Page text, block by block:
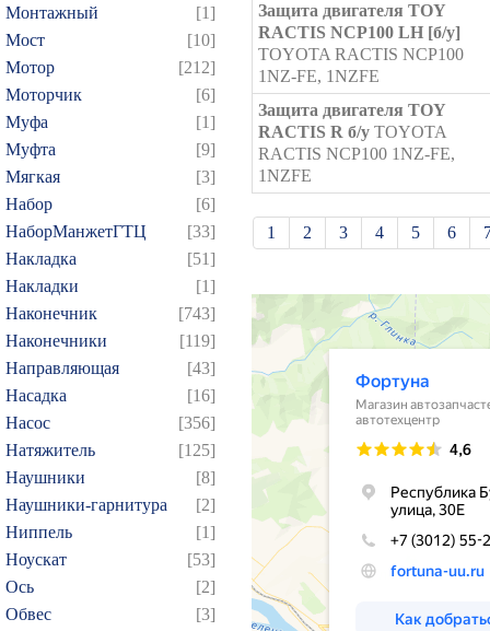
Монтажный
[1]
Мост
[10]
Мотор
[212]
Моторчик
[6]
Муфа
[1]
Муфта
[9]
Мягкая
[3]
Набор
[6]
НаборМанжетГТЦ
[33]
Накладка
[51]
Накладки
[1]
Наконечник
[743]
Наконечники
[119]
Направляющая
[43]
Насадка
[16]
Насос
[356]
Натяжитель
[125]
Наушники
[8]
Наушники-гарнитура
[2]
Ниппель
[1]
Ноускат
[53]
Оcь
[2]
Обвес
[3]
Защита двигателя TOY
RACTIS NCP100 LH [б/у]
TOYOTA RACTIS NCP100
1NZ-FE, 1NZFE
Защита двигателя TOY
RACTIS R б/у TOYOTA
RACTIS NCP100 1NZ-FE,
1NZFE
1 2 3 4 5 6
39
40 41 42
43
57
58 60
61
76
94 95 96
109
111 112
124
126 127
139
141 142
154
155
169
171
184
185
199
200 201 202